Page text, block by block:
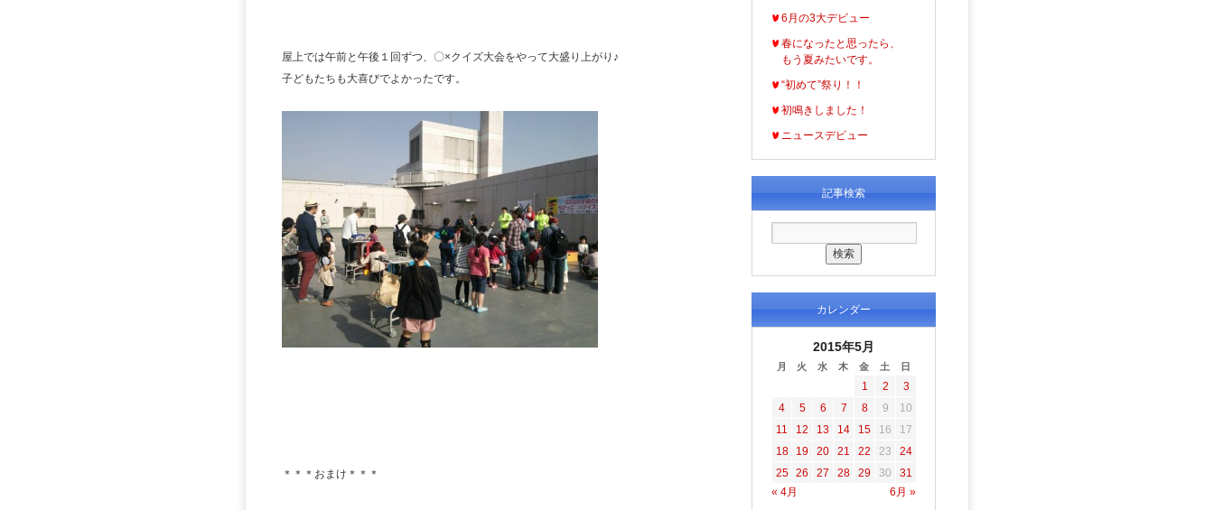
屋上では午前と午後１回ずつ、〇×クイズ大会をやって大盛り上がり♪
子どもたちも大喜びでよかったです。
＊＊＊おまけ＊＊＊
6月の3大デビュー
春になったと思ったら、
もう夏みたいです。
“初めて”祭り！！
初鳴きしました！
ニュースデビュー
記事検索
カレンダー
2015年5月
月 火 水 木 金 土 日
« 4月 6月 »
1 2
3
4
5 6 7 8 9
10
11
12 13 14 15 16
17
18
19 20 21 22 23
24
25
26 27 28 29 30 31